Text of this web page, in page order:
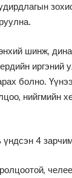
шинж,
иргэний
болно.
нийгмийн
үндсэн 4